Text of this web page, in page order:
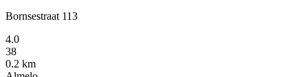
Bornsestraat 113
4.0
38
0.2 km